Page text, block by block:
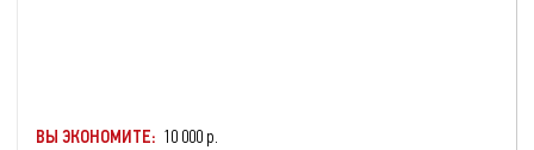
ВЫ ЭКОНОМИТЕ: 10 000 р.